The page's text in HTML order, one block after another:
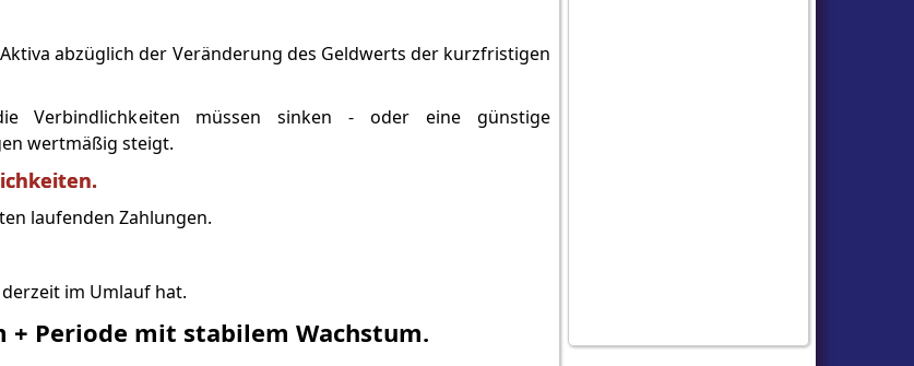
abzüglich der Veränderung des Geldwerts der kurzfristigen
Verbindlichkeiten müssen sinken - oder eine günstige
wertmäßig steigt.
laufenden Zahlungen.
im Umlauf hat.
+ Periode mit stabilem Wachstum.